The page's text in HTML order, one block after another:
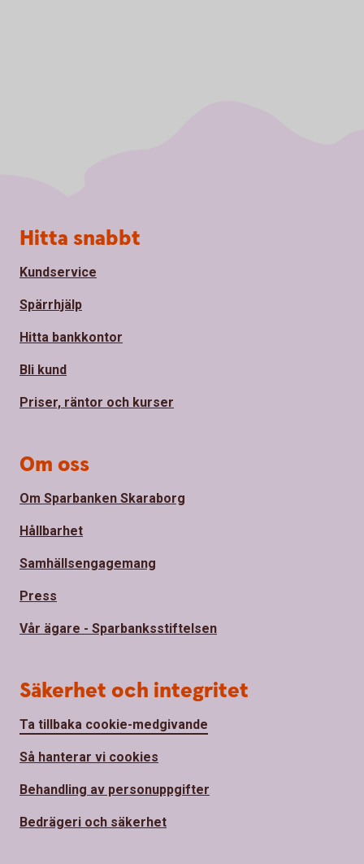
Sidfot
Hitta snabbt
Kundservice
Spärrhjälp
Hitta bankkontor
Bli kund
Priser, räntor och kurser
Om oss
Om Sparbanken Skaraborg
Hållbarhet
Samhällsengagemang
Press
Vår ägare - Sparbanksstiftelsen
Säkerhet och integritet
Ta tillbaka cookie-medgivande
Så hanterar vi cookies
Behandling av personuppgifter
Bedrägeri och säkerhet